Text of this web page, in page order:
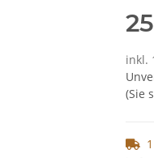
inkl.
(Sie